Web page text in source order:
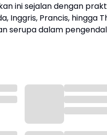
ini sejalan dengan
Inggris, Prancis, hingga
serupa dalam